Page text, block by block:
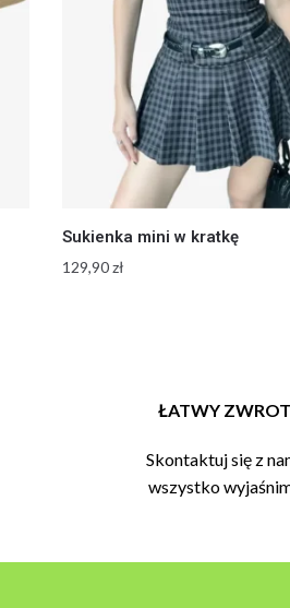
Sukienka mini w kratkę
129,90zł
ŁATWY ZWROT
Skontaktuj się z
wszystko